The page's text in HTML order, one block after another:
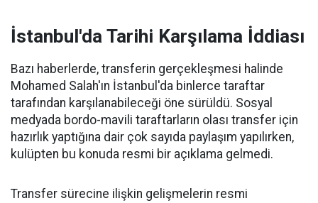
İstanbul'da Tarihi Karşılama İddiası
Bazı haberlerde, transferin gerçekleşmesi halinde
Mohamed Salah'ın İstanbul'da binlerce taraftar
tarafından karşılanabileceği öne sürüldü. Sosyal
medyada bordo-mavili taraftarların olası transfer için
hazırlık yaptığına dair çok sayıda paylaşım yapılırken,
kulüpten bu konuda resmi bir açıklama gelmedi.
Transfer sürecine ilişkin gelişmelerin resmi